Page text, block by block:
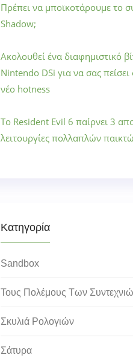
Πρέπει να μποϊκοτάρουμε το
Shadow;
Ακολουθεί ένα διαφημιστικό
Nintendo DSi για να σας πείσει
νέο hotness
Το Resident Evil 6 παίρνει 3
λειτουργίες πολλαπλών
Κατηγορία
Sandbox
Τους Πολέμους Των
Σκυλιά Ρολογιών
Σάτυρα